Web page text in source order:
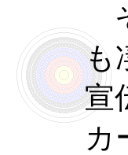
も
宣
カ